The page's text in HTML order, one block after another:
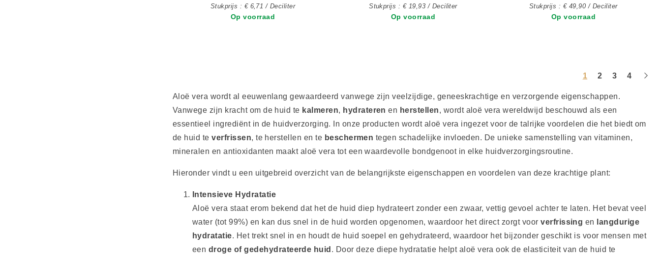
Stukprijs : € 6,71 / Deciliter
Op voorraad
Stukprijs : € 19,93 / Deciliter
Op voorraad
Stukprijs : € 49,90 / Deciliter
Op voorraad
1 2 3 4
Aloë vera wordt al eeuwenlang gewaardeerd vanwege zijn veelzijdige, geneeskrachtige en verzorgende eigenschappen.
Vanwege zijn kracht om de huid te kalmeren, hydrateren en herstellen, wordt aloë vera wereldwijd beschouwd als een
essentieel ingrediënt in de huidverzorging. In onze producten wordt aloë vera ingezet voor de talrijke voordelen die het biedt om
de huid teverfrissen, te herstellen en te beschermen tegen schadelijke invloeden. De unieke samenstelling van vitaminen,
mineralen en antioxidanten maakt aloë vera tot een waardevolle bondgenoot in elke huidverzorgingsroutine.
Hieronder vindt u een uitgebreid overzicht van de belangrijkste eigenschappen en voordelen van deze krachtige plant:
Intensieve Hydratatie
Aloë vera staat erom bekend dat het de huid diep hydrateert zonder een zwaar, vettig gevoel achter te laten. Het bevat veel
water (tot 99%) en kan dus snel in de huid worden opgenomen, waardoor het direct zorgt voorverfrissing en
langdurige
hydratatie. Het trekt snel in en houdt de huid soepel en gehydrateerd, waardoor het bijzonder geschikt is voor mensen met
een droge of gedehydrateerde huid . Door deze diepe hydratatie helpt aloë vera ook de elasticiteit van de huid te